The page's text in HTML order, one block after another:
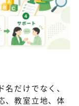
だけでなく、
、教室立地、体